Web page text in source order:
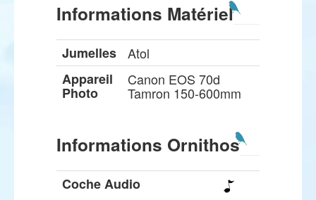
Informations Matériel
Jumelles
Atol
Appareil
Photo
Canon EOS 70d
Tamron 150-600mm
Informations Ornithos
Coche Audio